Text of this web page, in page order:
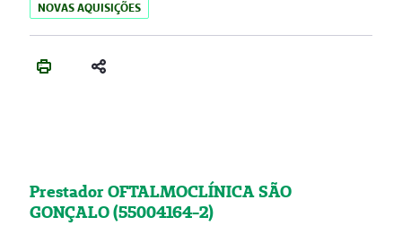
NOVAS AQUISIÇÕES
Prestador OFTALMOCLÍNICA SÃO
GONÇALO (55004164-2)